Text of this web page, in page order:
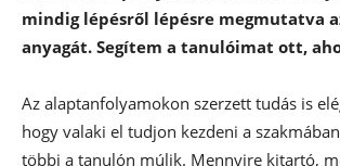
mindig lépésről lépésre megmutatva
anyagát. Segítem a tanulóimat ott,
Az alaptanfolyamokon szerzett tudás is
hogy valaki el tudjon kezdeni a
többi a tanulón múlik. Mennyire kitartó,